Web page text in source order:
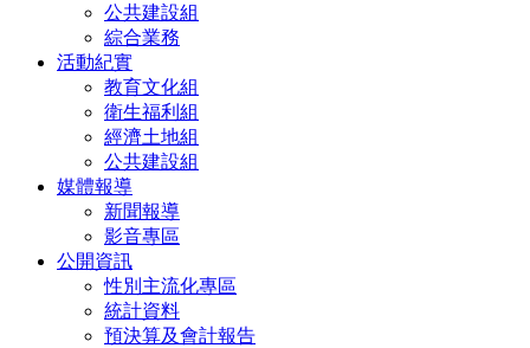
公共建設組
綜合業務
活動紀實
教育文化組
衛生福利組
經濟土地組
公共建設組
媒體報導
新聞報導
影音專區
公開資訊
性別主流化專區
統計資料
預決算及會計報告